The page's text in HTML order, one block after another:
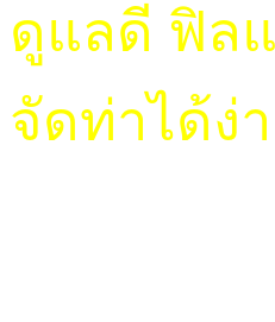
ดูแลดี ฟิล
จัดท่าได้ง่